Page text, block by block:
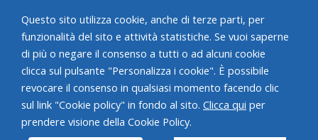
HOME
CHI SIAMO
Questo sito utilizza cookie, anche di terze parti, per
funzionalità del sito e attività statistiche. Se vuoi saperne
di più o negare il consenso a tutti o ad alcuni cookie
clicca sul pulsante "Personalizza i cookie". È possibile
revocare il consenso in qualsiasi momento facendo clic
sul link "Cookie policy" in fondo al sito. Clicca qui per
prendere visione della Cookie Policy.